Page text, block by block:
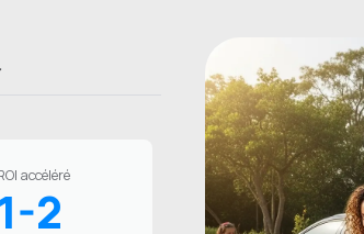
accéléré
1-2